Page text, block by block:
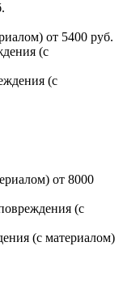
от 5400 руб.
(с
(с
от 8000
(с
(с материалом)